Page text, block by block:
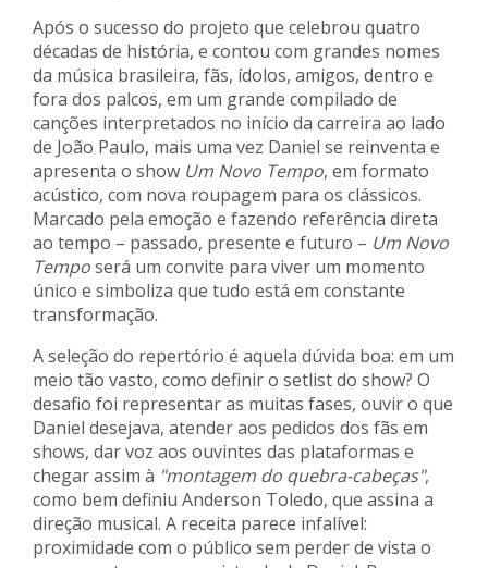
Após o sucesso do projeto que celebrou quatro
décadas de história, e contou com grandes nomes
da música brasileira, fãs, ídolos, amigos, dentro e
fora dos palcos, em um grande compilado de
canções interpretados no início da carreira ao lado
de João Paulo, mais uma vez Daniel se reinventa e
apresenta o show Um Novo Tempo, em formato
acústico, com nova roupagem para os clássicos.
Marcado pela emoção e fazendo referência direta
ao tempo – passado, presente e futuro – Um Novo
Temposerá um convite para viver um momento
único e simboliza que tudo está em constante
transformação.
A seleção do repertório é aquela dúvida boa: em um
meio tão vasto, como definir o setlist do show? O
desafio foi representar as muitas fases, ouvir o que
Daniel desejava, atender aos pedidos dos fãs em
shows, dar voz aos ouvintes das plataformas e
chegar assim à "montagem do quebra-cabeças",
como bem definiu Anderson Toledo, que assina a
direção musical. A receita parece infalível:
proximidade com o público sem perder de vista o